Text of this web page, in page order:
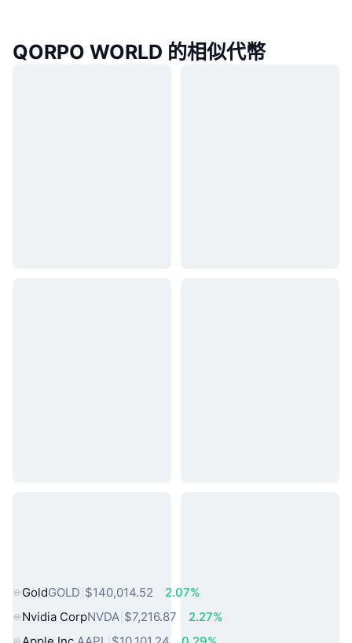
QORPO WORLD 的相似代幣
GoldGOLD $140,014.52
2.07%
Nvidia CorpNVDA $7,216.87
2.27%